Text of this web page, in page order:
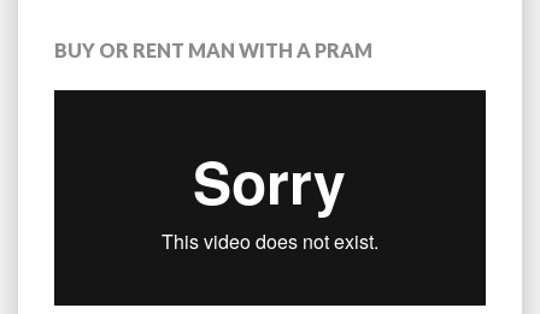
BUY OR RENT MAN WITH A PRAM